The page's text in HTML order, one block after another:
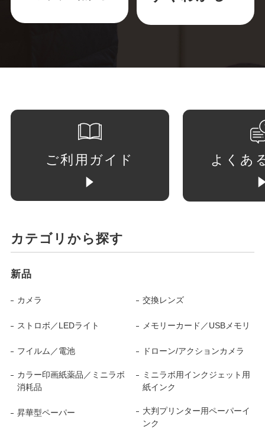
ご利用ガイド よくあ
カテゴリから探す
新品
カメラ 交換レンズ
ストロボ／LEDライト メモリーカード／USBメモリ
フイルム／電池 ドローン/アクションカメラ
カラー印画紙薬品／ミニラボ
消耗品
ミニラボ用インクジェット用
紙インク
昇華型ペーパー
大判プリンター用ペーパーイ
ンク